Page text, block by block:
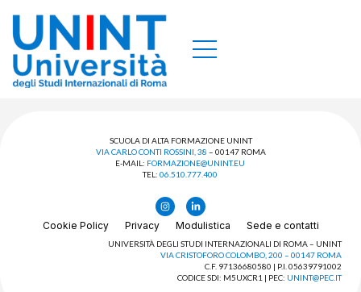
SCUOLA DI ALTA FORMAZIONE UNINT
VIA CARLO CONTI ROSSINI, 38 – 00147 ROMA
E-MAIL: FORMAZIONE@UNINT.EU
TEL: 06.510.777.400
Cookie Policy Privacy Modulistica Sede e contatti
UNIVERSITÀ DEGLI STUDI INTERNAZIONALI DI ROMA – UNINT
VIA CRISTOFORO COLOMBO, 200 – 00147 ROMA
C.F. 97136680580 | P.I. 05639791002
CODICE SDI: M5UXCR1 | PEC: UNINT@PEC.IT